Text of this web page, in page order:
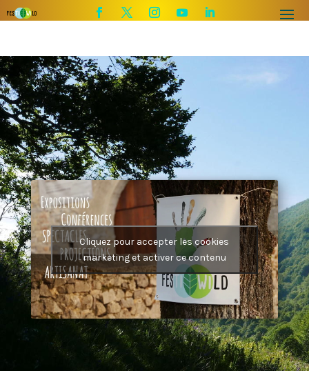
Cliquez pour accepter les cookies
marketing et activer ce contenu